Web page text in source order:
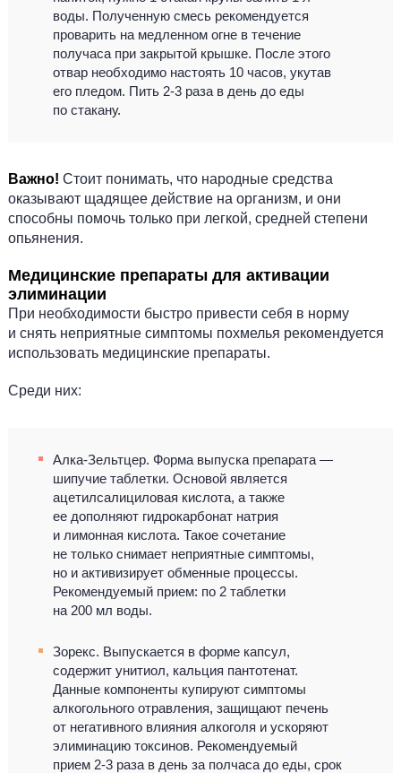
воды. Полученную смесь рекомендуется
проварить на медленном огне в течение
получаса при закрытой крышке. После этого
отвар необходимо настоять 10 часов, укутав
его пледом. Пить 2-3 раза в день до еды
по стакану.
Важно! Стоит понимать, что народные средства
оказывают щадящее действие на организм, и они
способны помочь только при легкой, средней степени
опьянения.
Медицинские препараты для активации
элиминации
При необходимости быстро привести себя в норму
и снять неприятные симптомы похмелья рекомендуется
использовать медицинские препараты.
Среди них:
Алка-Зельтцер. Форма выпуска препарата —
шипучие таблетки. Основой является
ацетилсалициловая кислота, а также
ее дополняют гидрокарбонат натрия
и лимонная кислота. Такое сочетание
не только снимает неприятные симптомы,
но и активизирует обменные процессы.
Рекомендуемый прием: по 2 таблетки
на 200 мл воды.
Зорекс. Выпускается в форме капсул,
содержит унитиол, кальция пантотенат.
Данные компоненты купируют симптомы
алкогольного отравления, защищают печень
от негативного влияния алкоголя и ускоряют
элиминацию токсинов. Рекомендуемый
прием 2-3 раза в день за полчаса до еды, срок